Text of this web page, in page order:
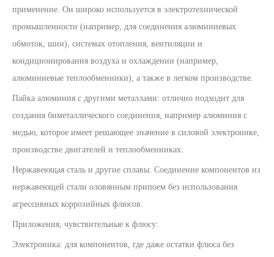
применение. Он широко используется в электротехнической
промышленности (например, для соединения алюминиевых
обмоток, шин), системах отопления, вентиляции и
кондиционирования воздуха и охлаждении (например,
алюминиевые теплообменники), а также в легком производстве.
Пайка алюминия с другими металлами: отлично подходит для
создания биметаллического соединения, например алюминия с
медью, которое имеет решающее значение в силовой электронике,
производстве двигателей и теплообменниках.
Нержавеющая сталь и другие сплавы. Соединение компонентов из
нержавеющей стали оловянным припоем без использования
агрессивных коррозийных флюсов.
Приложения, чувствительные к флюсу:
Электроника: для компонентов, где даже остатки флюса без